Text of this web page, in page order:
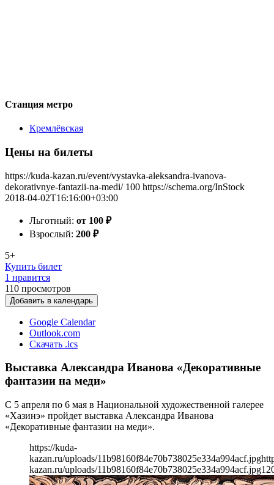
Станция метро
Кремлёвская
Цены на билеты
https://kuda-kazan.ru/event/vystavka-aleksandra-ivanova-
dekorativnye-fantazii-na-medi/ 100 https://schema.org/InStock
2018-04-02T16:16:00+03:00
Льготный: от 100 ₽
Взрослый: 200 ₽
5+
Купить билет
1 нравится
110 просмотров
Добавить в календарь
Google Calendar
Outlook.com
Скачать .ics
Выставка Александра Иванова «Декоративные
фантазии на меди»
С 5 апреля по 6 мая в Национальной художественной галерее
«Хазинэ» пройдет выставка Александра Иванова
«Декоративные фантазии на меди».
https://kuda-
kazan.ru/uploads/11b98160f84e70b738025e334a994acf.jpg
kazan.ru/uploads/11b98160f84e70b738025e334a994acf.jpg